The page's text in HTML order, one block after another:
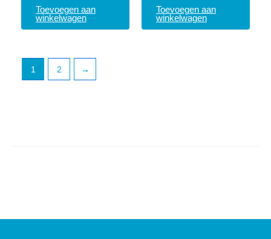
Toevoegen aan
winkelwagen
Toevoegen aan
winkelwagen
1 2 →